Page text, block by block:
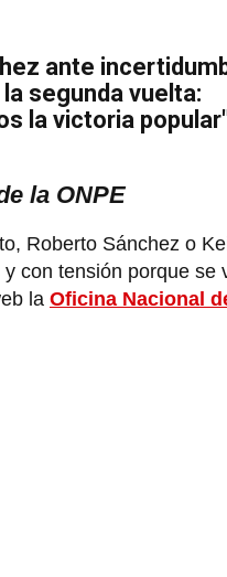
ante
segunda vuelta:
la victoria
la ONPE
Roberto Sánchez o
con tensión porque
la Oficina Nacional